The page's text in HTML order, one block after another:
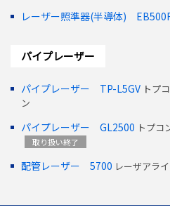
レーザー照準器(半導体)
パイプレーザー
パイプレーザー TP-L5GV トプ
ン
パイプレーザー GL2500 トプコ
取り扱い終了
配管レーザー 5700 レーザアラ